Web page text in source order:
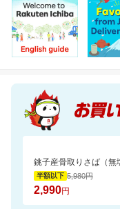
半額以下 5,980円
2,990円